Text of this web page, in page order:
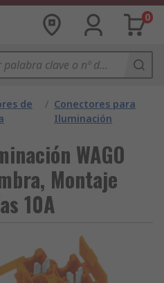
0
de
/ Conectores para
Iluminación
WAGO
Montaje
10A